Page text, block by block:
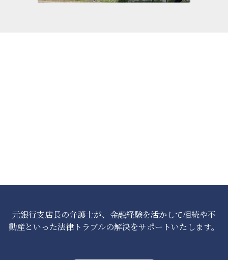
元銀行支店長の弁護士が、金融経験を活かして相続や不
動産といった法律トラブルの解決をサポートいたします。